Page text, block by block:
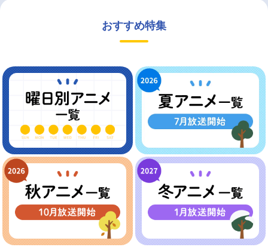
おすすめ特集